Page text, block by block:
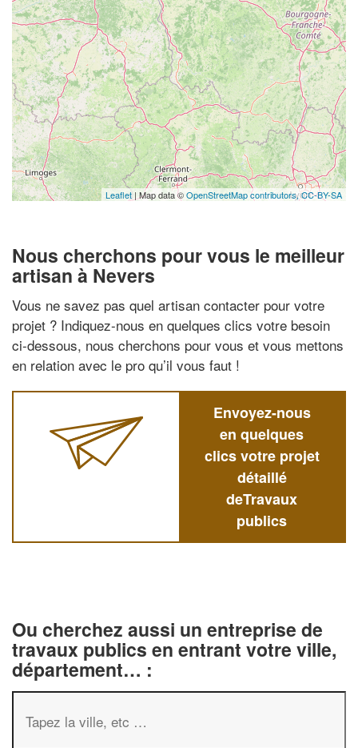
Leaflet | Map data ©OpenStreetMap contributors,CC-BY-SA
Nous cherchons pour vous le meilleur
artisan à Nevers
Vous ne savez pas quel artisan contacter pour votre
projet ? Indiquez-nous en quelques clics votre besoin
ci-dessous, nous cherchons pour vous et vous mettons
en relation avec le pro qu’il vous faut !
Envoyez-nous
en quelques
clics votre projet
détaillé
deTravaux
publics
Ou cherchez aussi un entreprise de
travaux publics en entrant votre ville,
département… :